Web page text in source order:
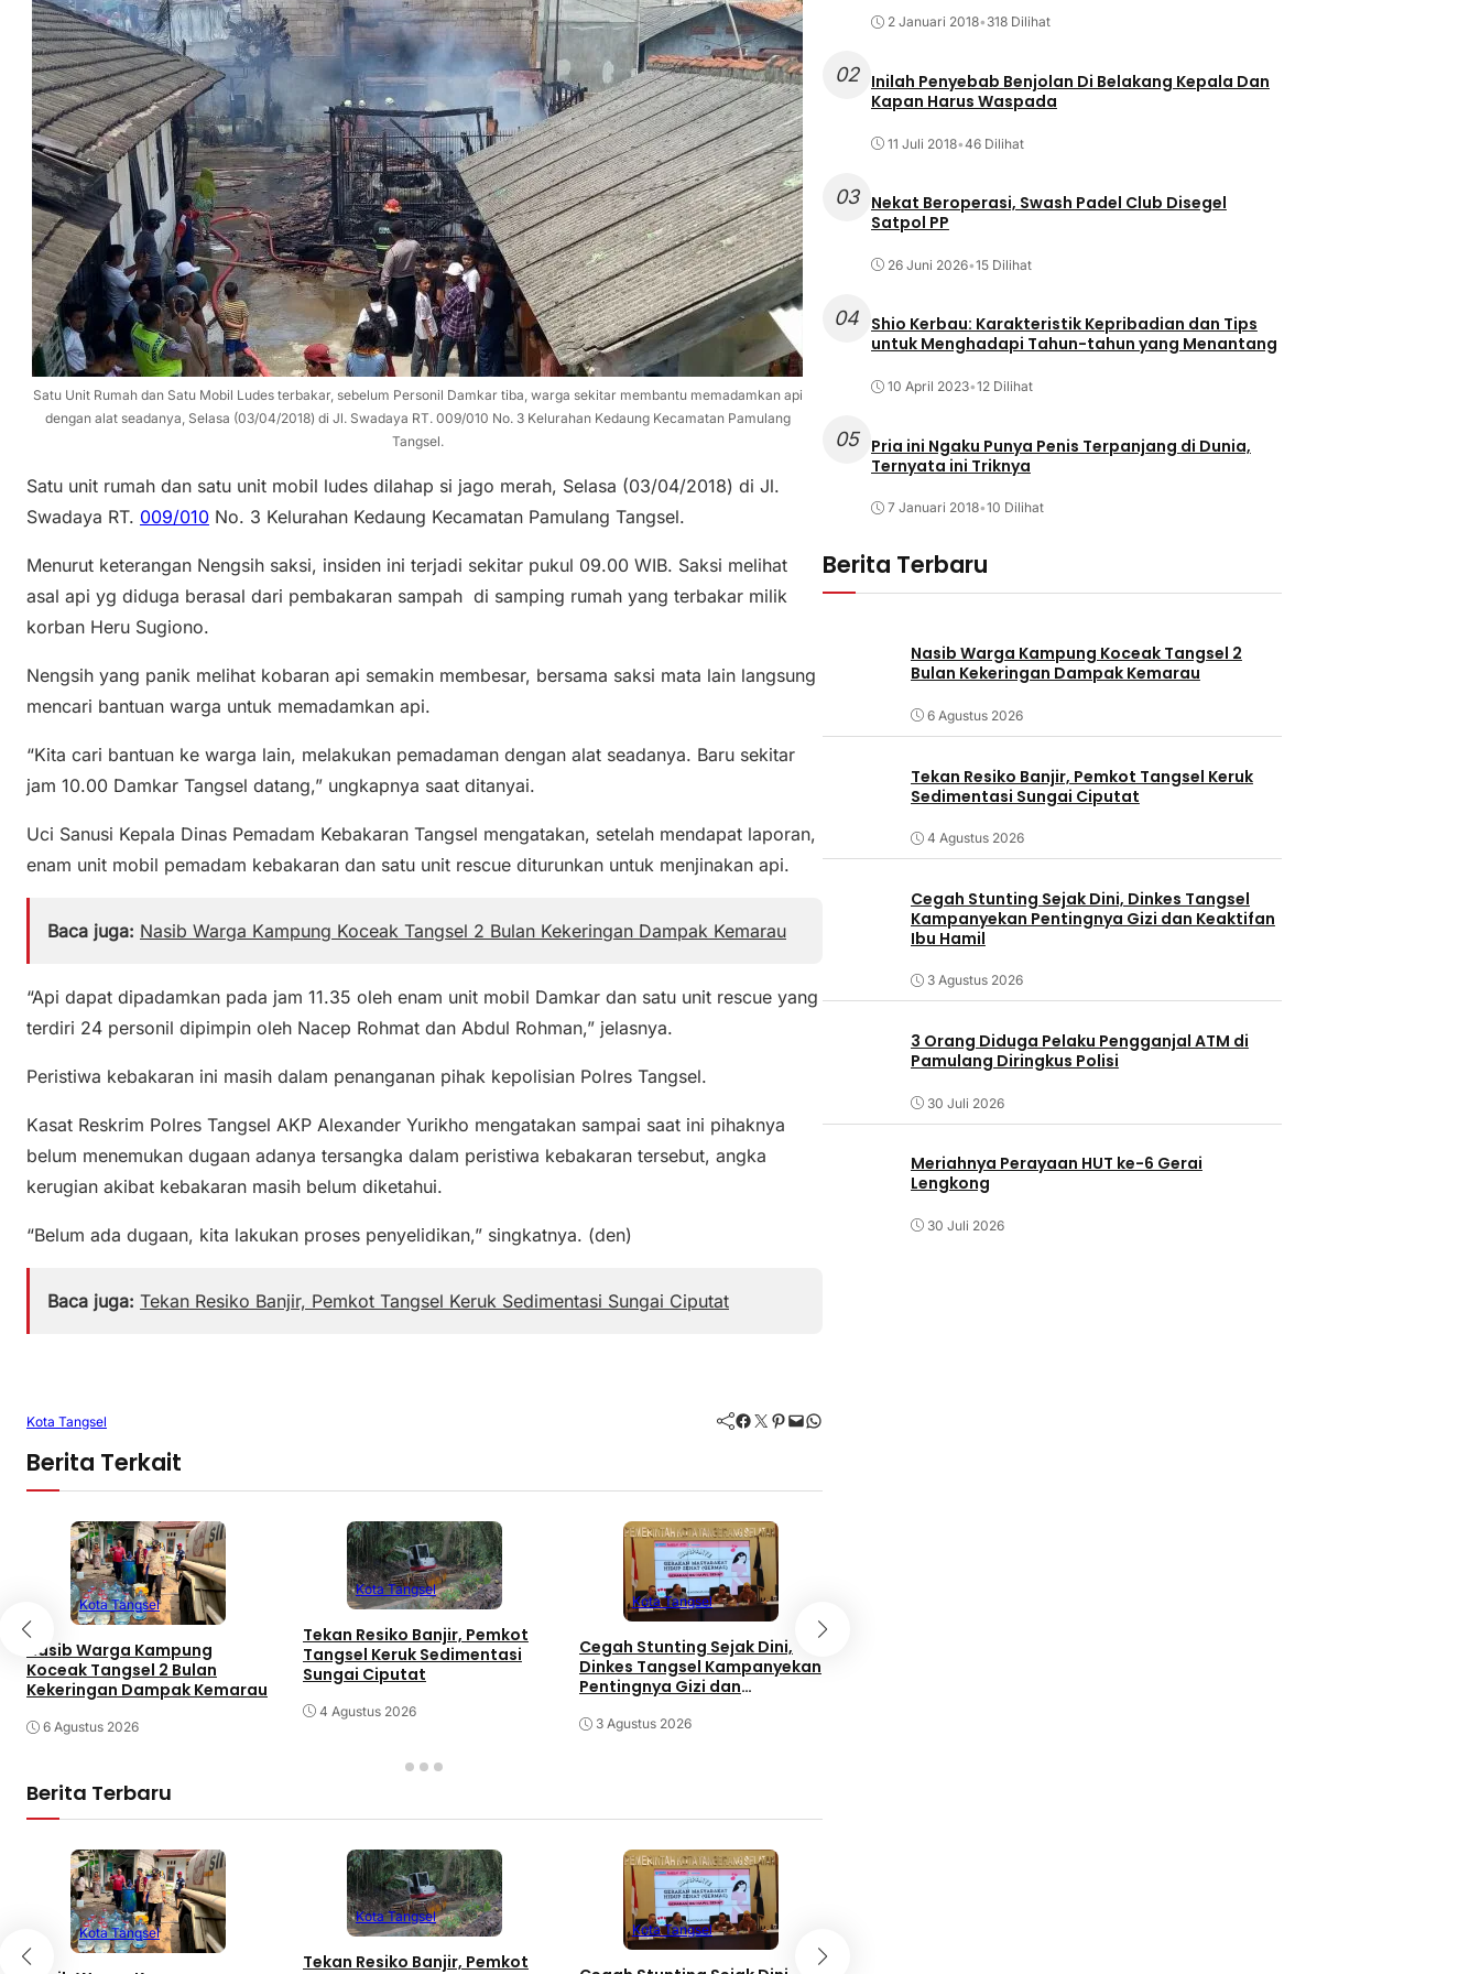
Satu Unit Rumah dan Satu Mobil Ludes terbakar, sebelum Personil Damkar tiba, warga sekitar membantu memadamkan api
dengan alat seadanya, Selasa (03/04/2018) di Jl. Swadaya RT. 009/010 No. 3 Kelurahan Kedaung Kecamatan Pamulang
Tangsel.
Satu unit rumah dan satu unit mobil ludes dilahap si jago merah, Selasa (03/04/2018) di Jl.
Swadaya RT. 009/010 No. 3 Kelurahan Kedaung Kecamatan Pamulang Tangsel.
Menurut keterangan Nengsih saksi, insiden ini terjadi sekitar pukul 09.00 WIB. Saksi melihat
asal api yg diduga berasal dari pembakaran sampah di samping rumah yang terbakar milik
korban Heru Sugiono.
Nengsih yang panik melihat kobaran api semakin membesar, bersama saksi mata lain langsung
mencari bantuan warga untuk memadamkan api.
“Kita cari bantuan ke warga lain, melakukan pemadaman dengan alat seadanya. Baru sekitar
jam 10.00 Damkar Tangsel datang,” ungkapnya saat ditanyai.
Uci Sanusi Kepala Dinas Pemadam Kebakaran Tangsel mengatakan, setelah mendapat laporan,
enam unit mobil pemadam kebakaran dan satu unit rescue diturunkan untuk menjinakan api.
Baca juga: Nasib Warga Kampung Koceak Tangsel 2 Bulan Kekeringan Dampak Kemarau
“Api dapat dipadamkan pada jam 11.35 oleh enam unit mobil Damkar dan satu unit rescue yang
terdiri 24 personil dipimpin oleh Nacep Rohmat dan Abdul Rohman,” jelasnya.
Peristiwa kebakaran ini masih dalam penanganan pihak kepolisian Polres Tangsel.
Kasat Reskrim Polres Tangsel AKP Alexander Yurikho mengatakan sampai saat ini pihaknya
belum menemukan dugaan adanya tersangka dalam peristiwa kebakaran tersebut, angka
kerugian akibat kebakaran masih belum diketahui.
“Belum ada dugaan, kita lakukan proses penyelidikan,” singkatnya. (den)
Baca juga: Tekan Resiko Banjir, Pemkot Tangsel Keruk Sedimentasi Sungai Ciputat
Kota Tangsel Facebook Twitter Pinterest Mail WhatsApp
Berita Terkait
Kota Tangsel
Nasib Warga Kampung
Koceak Tangsel 2 Bulan
Kekeringan Dampak Kemarau
6 Agustus 2026
Kota Tangsel
Tekan Resiko Banjir, Pemkot
Tangsel Keruk Sedimentasi
Sungai Ciputat
4 Agustus 2026
Kota Tangsel
Cegah Stunting Sejak Dini,
Dinkes Tangsel Kampanyekan
Pentingnya Gizi dan
3 Agustus 2026
Berita Terbaru
Kota Tangsel
Kota Tangsel
Tekan Resiko Banjir, Pemkot
Kota Tangsel
2 Januari 2018• 318 Dilihat
02
Inilah Penyebab Benjolan Di Belakang Kepala Dan
Kapan Harus Waspada
11 Juli 2018•46 Dilihat
03
Nekat Beroperasi, Swash Padel Club Disegel
Satpol PP
26 Juni 2026•15 Dilihat
04 Shio Kerbau: Karakteristik Kepribadian dan Tips
untuk Menghadapi Tahun-tahun yang Menantang
10 April 2023•12 Dilihat
05
Pria ini Ngaku Punya Penis Terpanjang di Dunia,
Ternyata ini Triknya
7 Januari 2018•10 Dilihat
Berita Terbaru
Nasib Warga Kampung Koceak Tangsel 2
Bulan Kekeringan Dampak Kemarau
6 Agustus 2026
Tekan Resiko Banjir, Pemkot Tangsel Keruk
Sedimentasi Sungai Ciputat
4 Agustus 2026
Cegah Stunting Sejak Dini, Dinkes Tangsel
Kampanyekan Pentingnya Gizi dan Keaktifan
Ibu Hamil
3 Agustus 2026
3 Orang Diduga Pelaku Pengganjal ATM di
Pamulang Diringkus Polisi
30 Juli 2026
Meriahnya Perayaan HUT ke-6 Gerai
Lengkong
30 Juli 2026